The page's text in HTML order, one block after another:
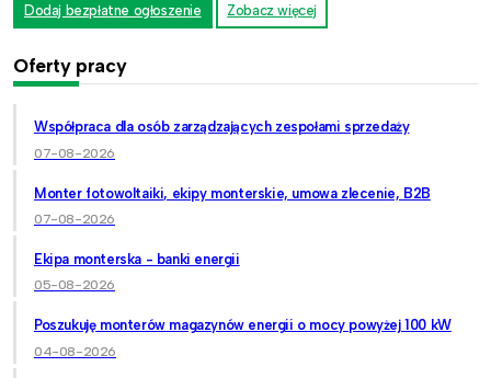
Dodaj bezpłatne ogłoszenie Zobacz więcej
Oferty pracy
Współpraca dla osób zarządzających zespołami sprzedaży
07-08-2026
Monter fotowoltaiki, ekipy monterskie, umowa zlecenie, B2B
07-08-2026
Ekipa monterska - banki energii
05-08-2026
Poszukuję monterów magazynów energii o mocy powyżej 100 kW
04-08-2026